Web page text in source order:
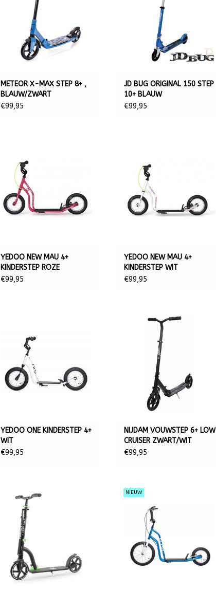
METEOR X-MAX STEP 8+ ,
BLAUW/ZWART
€99,95
JD BUG ORIGINAL 150 STEP
10+ BLAUW
€99,95
YEDOO NEW MAU 4+
KINDERSTEP ROZE
€99,95
YEDOO NEW MAU 4+
KINDERSTEP WIT
€99,95
YEDOO ONE KINDERSTEP 4+
WIT
€99,95
NIJDAM VOUWSTEP 6+ LOW
CRUISER ZWART/WIT
€99,95
NIEUW